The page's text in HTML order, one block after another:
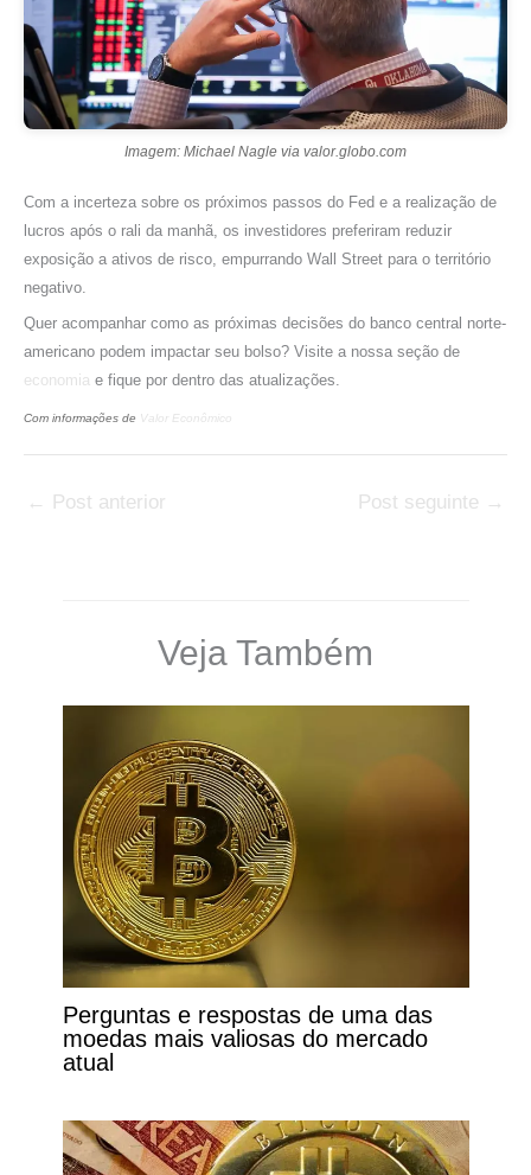
Imagem: Michael Nagle via valor.globo.com
Com a incerteza sobre os próximos passos do Fed e a realização de
lucros após o rali da manhã, os investidores preferiram reduzir
exposição a ativos de risco, empurrando Wall Street para o território
negativo.
Quer acompanhar como as próximas decisões do banco central norte-
americano podem impactar seu bolso? Visite a nossa seção de
economia e fique por dentro das atualizações.
Com informações de Valor Econômico
← Post anterior Post seguinte →
Veja Também
Perguntas e respostas de uma das
moedas mais valiosas do mercado
atual